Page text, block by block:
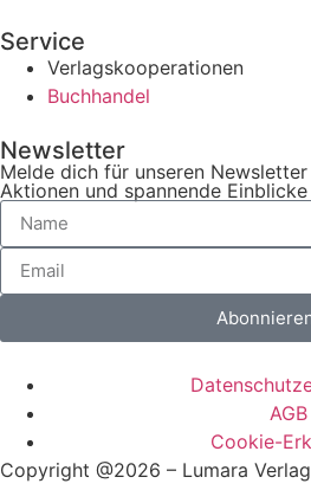
Service
Verlagskooperationen
Buchhandel
Newsletter
Melde dich für unseren
Aktionen und spannende
AGB
Cookie-
Copyright @2026 – Lumara